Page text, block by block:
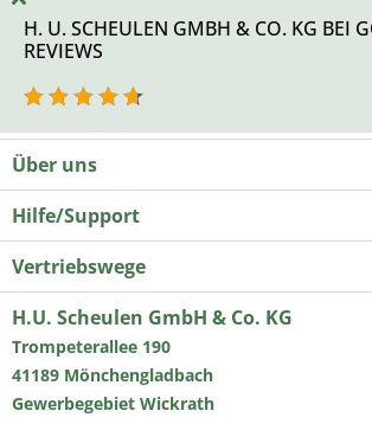
H. U. SCHEULEN GMBH & CO. KG BEI
REVIEWS
Über uns
Hilfe/Support
Vertriebswege
H.U. Scheulen GmbH & Co. KG
Trompeterallee 190
41189 Mönchengladbach
Gewerbegebiet Wickrath